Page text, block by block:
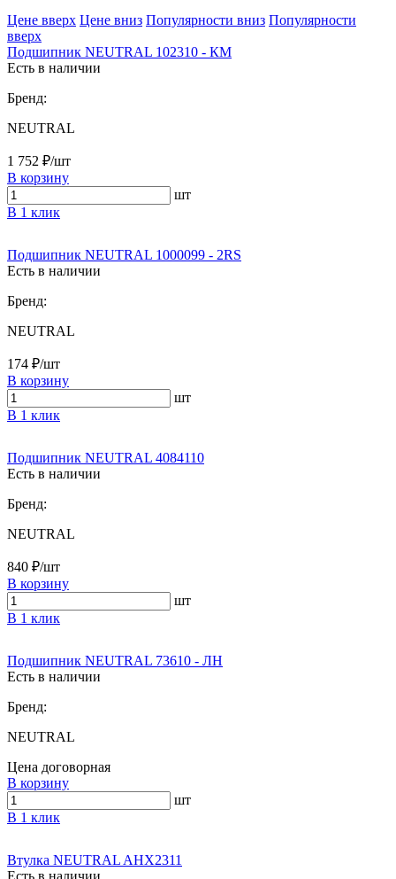
Ценe вверх Ценe вниз Популярности вниз Популярности
вверх
Подшипник NEUTRAL 102310 - КМ
Есть в наличии
Бренд:
NEUTRAL
1 752 ₽/шт
В корзину
шт
В 1 клик
Подшипник NEUTRAL 1000099 - 2RS
Есть в наличии
Бренд:
NEUTRAL
174 ₽/шт
В корзину
шт
В 1 клик
Подшипник NEUTRAL 4084110
Есть в наличии
Бренд:
NEUTRAL
840 ₽/шт
В корзину
шт
В 1 клик
Подшипник NEUTRAL 73610 - ЛН
Есть в наличии
Бренд:
NEUTRAL
Цена договорная
В корзину
шт
В 1 клик
Втулка NEUTRAL AHX2311
Есть в наличии